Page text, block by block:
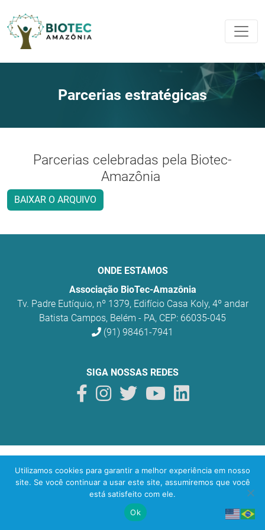
Parcerias estratégicas
Parcerias celebradas pela Biotec-
Amazônia
BAIXAR O ARQUIVO
ONDE ESTAMOS
Associação BioTec-Amazônia
Tv. Padre Eutíquio, nº 1379, Edifício Casa Koly, 4º andar
Batista Campos, Belém - PA, CEP: 66035-045
(91) 98461-7941
SIGA NOSSAS REDES
O uso sustentável da biodiversidade na Amazônia
Desenvolvido por
Utilizamos cookies para garantir a melhor experiência em nosso
site. Se você continuar a usar este site, assumiremos que você
está satisfeito com ele.
Ok